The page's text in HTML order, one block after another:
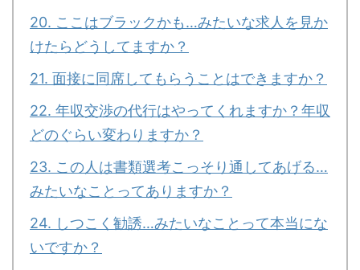
20. ここはブラックかも…みたいな求人を見か
けたらどうしてますか？
21. 面接に同席してもらうことはできますか？
22. 年収交渉の代行はやってくれますか？年収
どのぐらい変わりますか？
23. この人は書類選考こっそり通してあげる…
みたいなことってありますか？
24. しつこく勧誘…みたいなことって本当にな
いですか？